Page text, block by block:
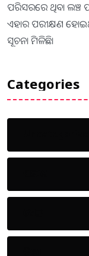
ପରିସରରେ ଥିବା ଲଞ୍ଚ
ଏହାର ପରୀକ୍ଷଣ
ସୂଚନା ମିଳିଛି।
Categories